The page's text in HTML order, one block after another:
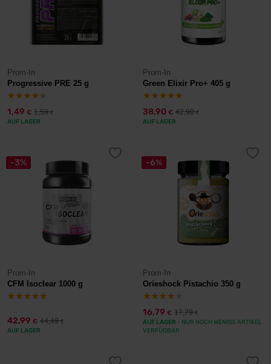
Prom-In
Progressive PRE 25 g
1,49 € 1,59€
AUF LAGER
Prom-In
Green Elixir Pro+ 405 g
38,90 € 42,90€
AUF LAGER
-3%
Prom-In
CFM Isoclear 1000 g
42,99 € 44,49€
AUF LAGER
-6%
Prom-In
Orieshock Pistachio 350 g
16,79 € 17,79€
AUF LAGER - NUR NOCH WENIGE ARTIKEL
VERFÜGBAR